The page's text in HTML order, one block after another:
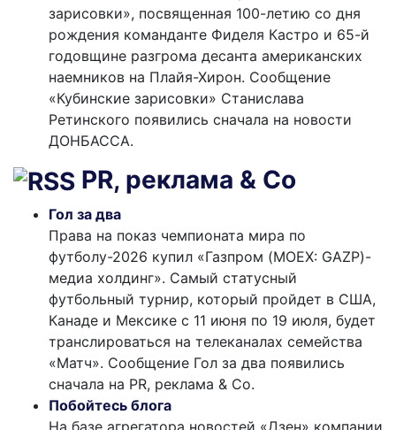
зарисовки», посвященная 100-летию со дня
рождения команданте Фиделя Кастро и 65-й
годовщине разгрома десанта американских
наемников на Плайя-Хирон. Сообщение
«Кубинские зарисовки» Станислава
Ретинского появились сначала на новости
ДОНБАССА.
PR, реклама & Co
Гол за два
Права на показ чемпионата мира по
футболу-2026 купил «Газпром (MOEX: GAZP)-
медиа холдинг». Самый статусный
футбольный турнир, который пройдет в США,
Канаде и Мексике с 11 июня по 19 июля, будет
транслироваться на телеканалах семейства
«Матч». Сообщение Гол за два появились
сначала на PR, реклама & Co.
Побойтесь блога